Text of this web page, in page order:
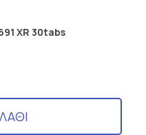
XR 30tabs